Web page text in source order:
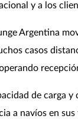
y a los
Argentina
casos
de carga
a navíos en